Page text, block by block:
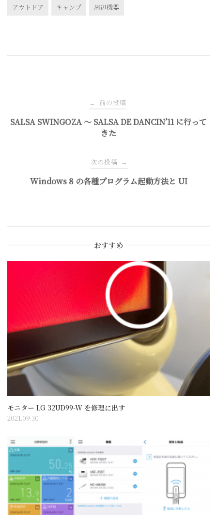
アウトドア キャンプ 周辺機器
稿
← 前の投稿
SALSA SWINGOZA 〜 SALSA DE DANCIN’11 に行って
きた
次の投稿 →
Windows 8 の各種プログラム起動方法と UI
おすすめ
モニター LG 32UD99-W を修理に出す
2021.09.30